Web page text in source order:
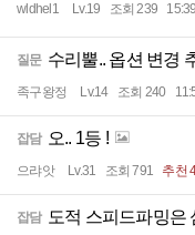
wldhel1 Lv.19 조회 239 15:39
질문 수리뿔.. 옵션 변경
족구왕정 Lv.14 조회 240
잡담 오.. 1등 !
으랴앗 Lv.31 조회 791 추천
잡담 도적 스피드파밍은